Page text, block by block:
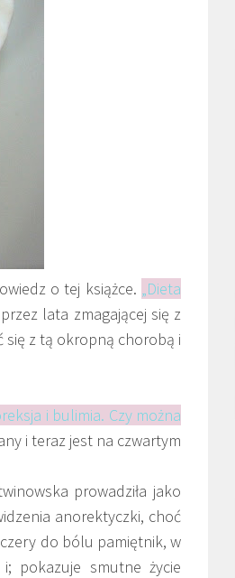
o tej książce. „Dieta
lata zmagającej się z
się z tą okropną chorobą i
i bulimia. Czy można
i teraz jest na czwartym
prowadziła jako
anorektyczki, choć
do bólu pamiętnik, w
pokazuje smutne życie